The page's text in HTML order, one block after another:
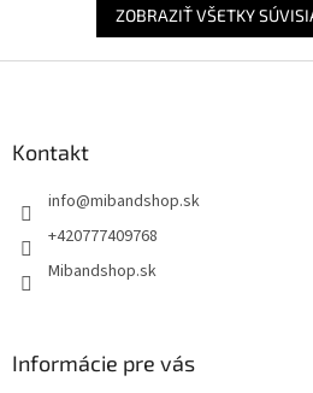
ZOBRAZIŤ VŠETKY
Kontakt
info@mibandshop.sk
+420777409768
Mibandshop.sk
Informácie pre vás